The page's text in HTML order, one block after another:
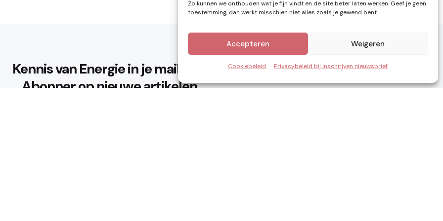
Zo kunnen we onthouden wat je fijn vindt en de site beter laten werken. Geef je geen
toestemming, dan werkt misschien niet alles zoals je gewend bent.
Accepteren Weigeren
Cookiebeleid Privacybeleid bij inschrijven nieuwsbrief
Kennis van Energie in je mailbox?
Abonner op nieuwe artikelen.